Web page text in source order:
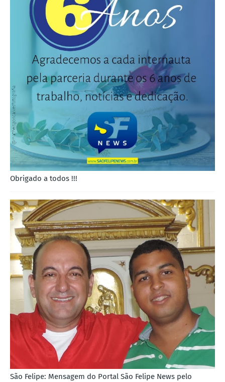
Obrigado a todos !!!
São Felipe: Mensagem do Portal São Felipe News pelo